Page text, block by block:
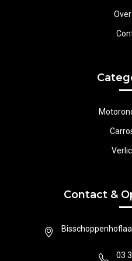
Contact &
03